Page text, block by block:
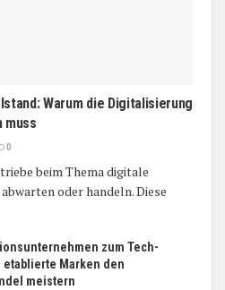
Warum die Digitalisierung
0
beim Thema digitale
oder handeln. Diese
zum Tech-
etablierte Marken den
meistern